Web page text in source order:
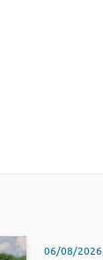
06/08/2026